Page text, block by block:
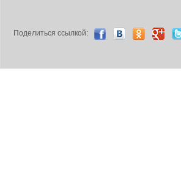
Поделиться ccылкой: